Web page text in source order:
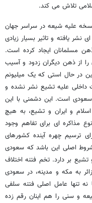
تلاش می کند.
علیه شیعه در سراسر جهان
نشر یافته و تاثیر بسیار زیادی
مسلمانان ایجاد کرده است.
از ذهن دیگران زدود و آسیب
در حال استی که یک میلیونم
داخلی علیه تشیع نشر نشده و
است. این دشمنی با این
و ایران و تشیع، به هیچ
مذاکره ای برای تفاهم وجود
ترسیم چهره آینده کشورهای
اصلی این باشد که سعودی
بر دارد. تخم فتنه اختلاف
به مکه و مدینه، در سعودی
تنها عامل اصلی فتنه سلفی
و سنی را هم اینان رقم زده